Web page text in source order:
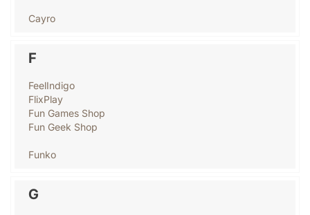
Cayro
F
FeelIndigo
FlixPlay
Fun Games Shop
Fun Geek Shop
Funko
G